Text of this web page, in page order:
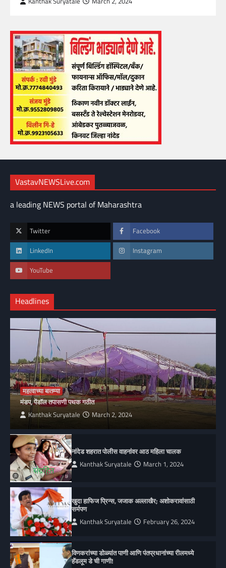
VastavNEWSLive.com
a leading NEWS portal of Maharashtra
Twitter Facebook
LinkedIn Instagram
YouTube
Headlines
महत्वाच्या बातम्या
मंडप, पेंडॉल तपासणी पथक गठीत
Kanthak Suryatale March 2, 2024
नांदेड शहरात पोलीस वाहनांवर आठ महिला चालक
Kanthak Suryatale March 1, 2024
खुदा हाफिज प्रिन्स, जजाक अल्लाखैर; अशोकरावांसाठी
सर्मपण
Kanthak Suryatale February 26, 2024
विणकरांच्या डोळ्यांत पाणी आणि पंतप्रधानांच्या रीलमध्ये
हॅंडलूम डे ची गाणी!